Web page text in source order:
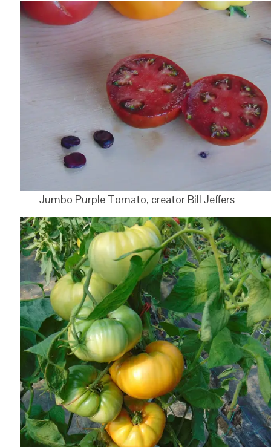
Jumbo Purple Tomato, creator Bill Jeffers